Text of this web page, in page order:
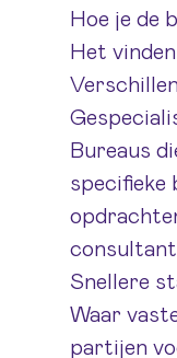
Hoe je de
Het
Bureaus
specifieke
Snellere
Waar
partijen